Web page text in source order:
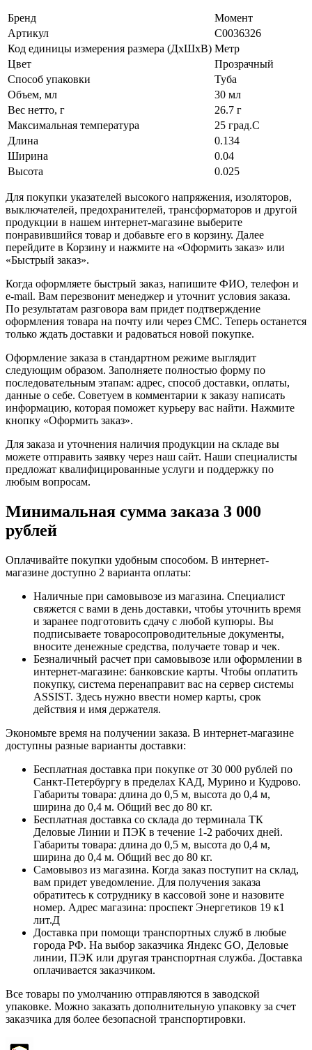
Бренд
Момент
Артикул
C0036326
Код единицы измерения размера (ДхШхВ) Метр
Цвет
Прозрачный
Способ упаковки
Туба
Объем, мл
30 мл
Вес нетто, г
26.7 г
Максимальная температура
25 град.C
Длина
0.134
Ширина
0.04
Высота
0.025
Для покупки указателей высокого напряжения, изоляторов,
выключателей, предохранителей, трансформаторов и другой
продукции в нашем интернет-магазине выберите
понравившийся товар и добавьте его в корзину. Далее
перейдите в Корзину и нажмите на «Оформить заказ» или
«Быстрый заказ».
Когда оформляете быстрый заказ, напишите ФИО, телефон и
e-mail. Вам перезвонит менеджер и уточнит условия заказа.
По результатам разговора вам придет подтверждение
оформления товара на почту или через СМС. Теперь останется
только ждать доставки и радоваться новой покупке.
Оформление заказа в стандартном режиме выглядит
следующим образом. Заполняете полностью форму по
последовательным этапам: адрес, способ доставки, оплаты,
данные о себе. Советуем в комментарии к заказу написать
информацию, которая поможет курьеру вас найти. Нажмите
кнопку «Оформить заказ».
Для заказа и уточнения наличия продукции на складе вы
можете отправить заявку через наш сайт. Наши специалисты
предложат квалифицированные услуги и поддержку по
любым вопросам.
Минимальная сумма заказа 3 000
рублей
Оплачивайте покупки удобным способом. В интернет-
магазине доступно 2 варианта оплаты:
Наличные при самовывозе из магазина. Специалист
свяжется с вами в день доставки, чтобы уточнить время
и заранее подготовить сдачу с любой купюры. Вы
подписываете товаросопроводительные документы,
вносите денежные средства, получаете товар и чек.
Безналичный расчет при самовывозе или оформлении в
интернет-магазине: банковские карты. Чтобы оплатить
покупку, система перенаправит вас на сервер системы
ASSIST. Здесь нужно ввести номер карты, срок
действия и имя держателя.
Экономьте время на получении заказа. В интернет-магазине
доступны разные варианты доставки:
Бесплатная доставка при покупке от 30 000 рублей по
Санкт-Петербургу в пределах КАД, Мурино и Кудрово.
Габариты товара: длина до 0,5 м, высота до 0,4 м,
ширина до 0,4 м. Общий вес до 80 кг.
Бесплатная доставка со склада до терминала ТК
Деловые Линии и ПЭК в течение 1-2 рабочих дней.
Габариты товара: длина до 0,5 м, высота до 0,4 м,
ширина до 0,4 м. Общий вес до 80 кг.
Самовывоз из магазина. Когда заказ поступит на склад,
вам придет уведомление. Для получения заказа
обратитесь к сотруднику в кассовой зоне и назовите
номер. Адрес магазина: проспект Энергетиков 19 к1
лит.Д
Доставка при помощи транспортных служб в любые
города РФ. На выбор заказчика Яндекс GO, Деловые
линии, ПЭК или другая транспортная служба. Доставка
оплачивается заказчиком.
Все товары по умолчанию отправляются в заводской
упаковке. Можно заказать дополнительную упаковку за счет
заказчика для более безопасной транспортировки.